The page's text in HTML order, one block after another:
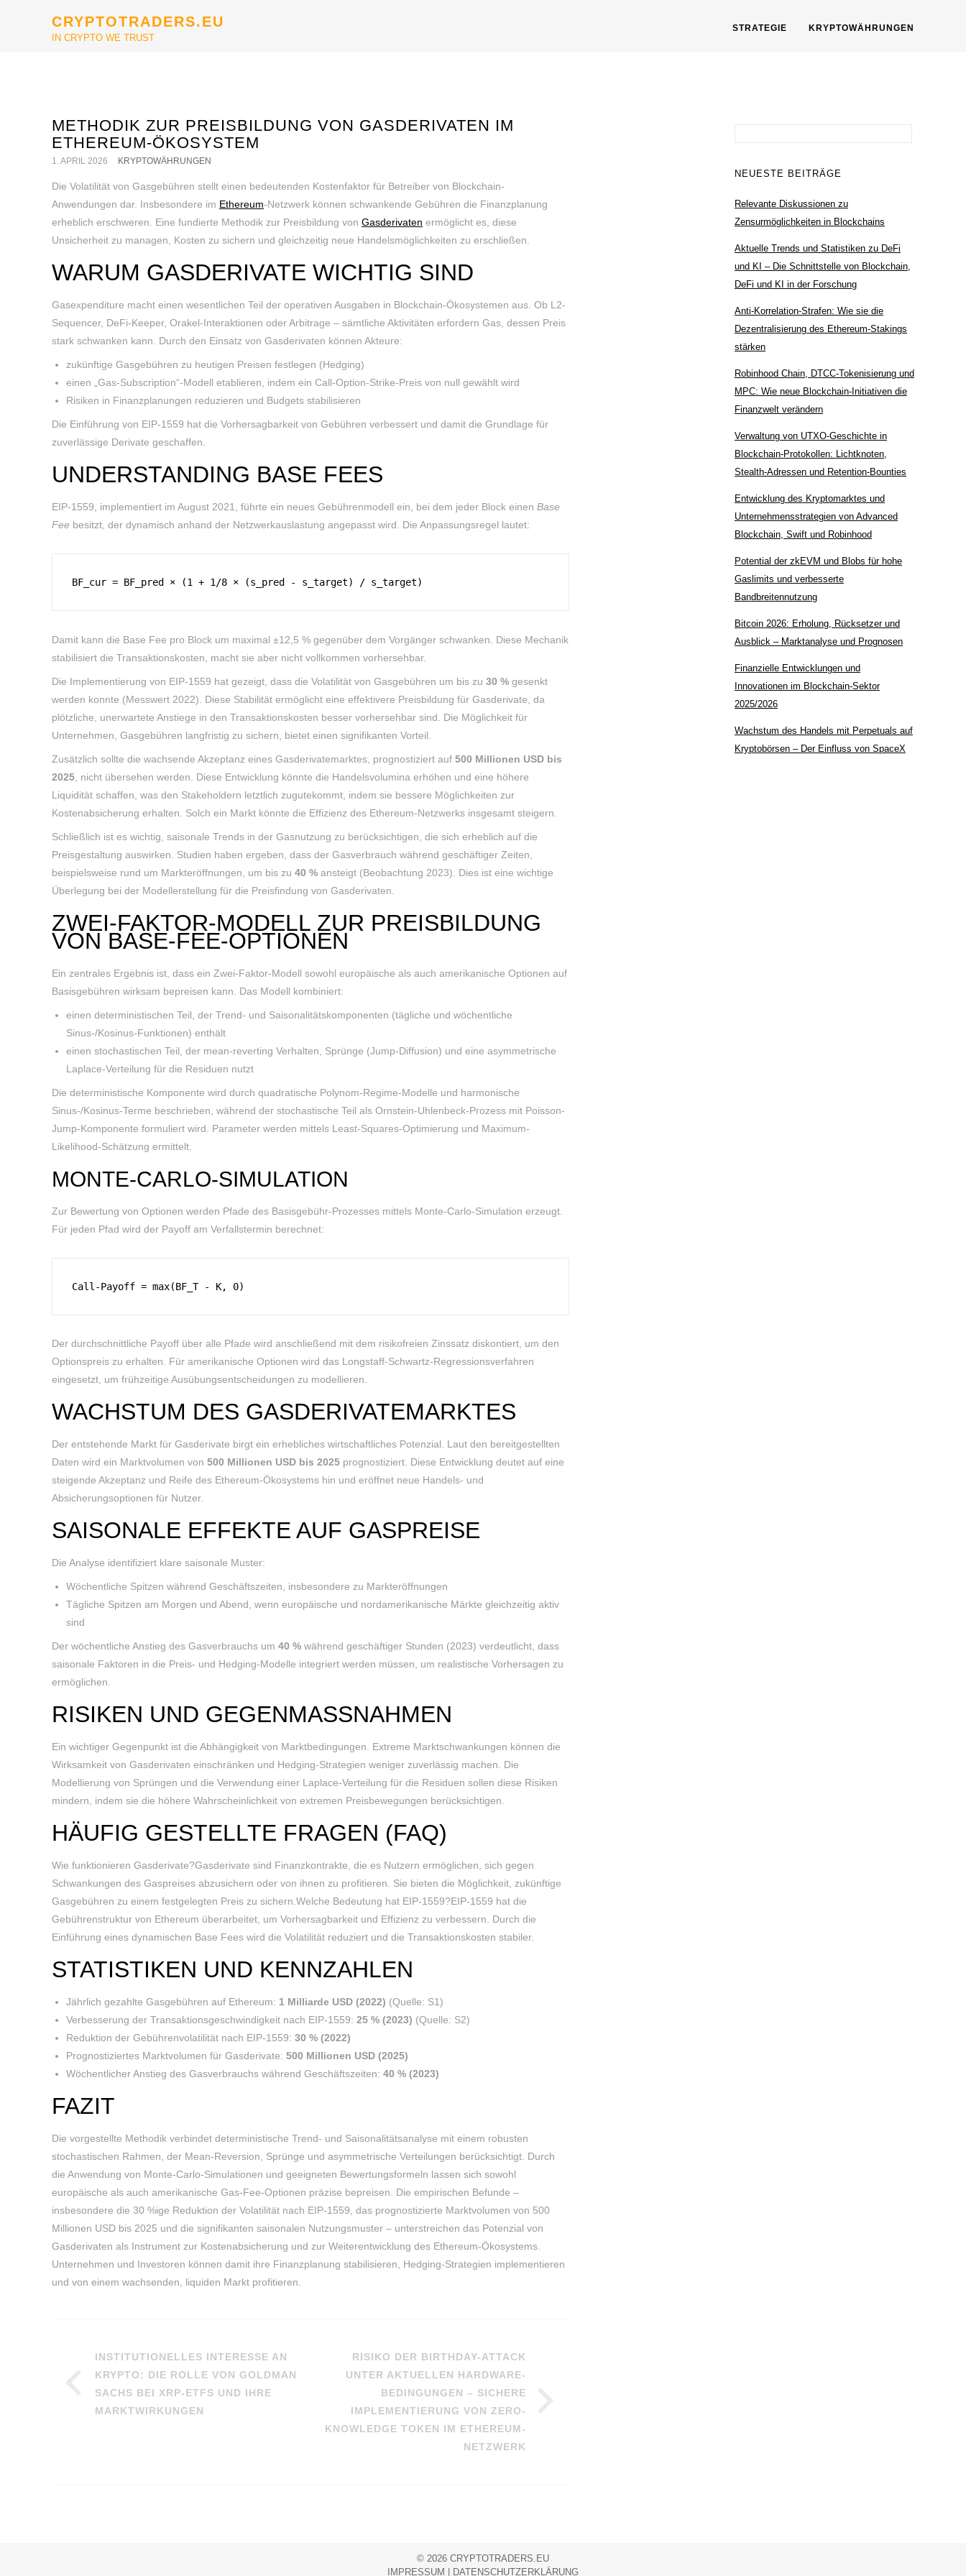
CRYPTOTRADERS.EU
IN CRYPTO WE TRUST
STRATEGIE KRYPTOWÄHRUNGEN
METHODIK ZUR PREISBILDUNG VON GASDERIVATEN IM
ETHEREUM-ÖKOSYSTEM
1. APRIL 2026 KRYPTOWÄHRUNGEN
Die Volatilität von Gasgebühren stellt einen bedeutenden Kostenfaktor für Betreiber von Blockchain-
Anwendungen dar. Insbesondere im Ethereum-Netzwerk können schwankende Gebühren die Finanzplanung
erheblich erschweren. Eine fundierte Methodik zur Preisbildung von Gasderivaten ermöglicht es, diese
Unsicherheit zu managen, Kosten zu sichern und gleichzeitig neue Handelsmöglichkeiten zu erschließen.
WARUM GASDERIVATE WICHTIG SIND
Gasexpenditure macht einen wesentlichen Teil der operativen Ausgaben in Blockchain-Ökosystemen aus. Ob L2-
Sequencer, DeFi-Keeper, Orakel-Interaktionen oder Arbitrage – sämtliche Aktivitäten erfordern Gas, dessen Preis
stark schwanken kann. Durch den Einsatz von Gasderivaten können Akteure:
zukünftige Gasgebühren zu heutigen Preisen festlegen (Hedging)
einen „Gas-Subscription“-Modell etablieren, indem ein Call-Option-Strike-Preis von null gewählt wird
Risiken in Finanzplanungen reduzieren und Budgets stabilisieren
Die Einführung von EIP-1559 hat die Vorhersagbarkeit von Gebühren verbessert und damit die Grundlage für
zuverlässige Derivate geschaffen.
UNDERSTANDING BASE FEES
EIP-1559, implementiert im August 2021, führte ein neues Gebührenmodell ein, bei dem jeder Block einen Base
Fee besitzt, der dynamisch anhand der Netzwerkauslastung angepasst wird. Die Anpassungsregel lautet:
BF_cur = BF_pred × (1 + 1/8 × (s_pred - s_target) / s_target)
Damit kann die Base Fee pro Block um maximal ±12,5 % gegenüber dem Vorgänger schwanken. Diese Mechanik
stabilisiert die Transaktionskosten, macht sie aber nicht vollkommen vorhersehbar.
Die Implementierung von EIP-1559 hat gezeigt, dass die Volatilität von Gasgebühren um bis zu 30 % gesenkt
werden konnte (Messwert 2022). Diese Stabilität ermöglicht eine effektivere Preisbildung für Gasderivate, da
plötzliche, unerwartete Anstiege in den Transaktionskosten besser vorhersehbar sind. Die Möglichkeit für
Unternehmen, Gasgebühren langfristig zu sichern, bietet einen signifikanten Vorteil.
Zusätzlich sollte die wachsende Akzeptanz eines Gasderivatemarktes, prognostiziert auf 500 Millionen USD bis
2025 , nicht übersehen werden. Diese Entwicklung könnte die Handelsvolumina erhöhen und eine höhere
Liquidität schaffen, was den Stakeholdern letztlich zugutekommt, indem sie bessere Möglichkeiten zur
Kostenabsicherung erhalten. Solch ein Markt könnte die Effizienz des Ethereum-Netzwerks insgesamt steigern.
Schließlich ist es wichtig, saisonale Trends in der Gasnutzung zu berücksichtigen, die sich erheblich auf die
Preisgestaltung auswirken. Studien haben ergeben, dass der Gasverbrauch während geschäftiger Zeiten,
beispielsweise rund um Markteröffnungen, um bis zu 40 % ansteigt (Beobachtung 2023). Dies ist eine wichtige
Überlegung bei der Modellerstellung für die Preisfindung von Gasderivaten.
ZWEI-FAKTOR-MODELL ZUR PREISBILDUNG
VON BASE-FEE-OPTIONEN
Ein zentrales Ergebnis ist, dass ein Zwei-Faktor-Modell sowohl europäische als auch amerikanische Optionen auf
Basisgebühren wirksam bepreisen kann. Das Modell kombiniert:
einen deterministischen Teil, der Trend- und Saisonalitätskomponenten (tägliche und wöchentliche
Sinus-/Kosinus-Funktionen) enthält
einen stochastischen Teil, der mean-reverting Verhalten, Sprünge (Jump-Diffusion) und eine asymmetrische
Laplace-Verteilung für die Residuen nutzt
Die deterministische Komponente wird durch quadratische Polynom-Regime-Modelle und harmonische
Sinus-/Kosinus-Terme beschrieben, während der stochastische Teil als Ornstein-Uhlenbeck-Prozess mit Poisson-
Jump-Komponente formuliert wird. Parameter werden mittels Least-Squares-Optimierung und Maximum-
Likelihood-Schätzung ermittelt.
MONTE-CARLO-SIMULATION
Zur Bewertung von Optionen werden Pfade des Basisgebühr-Prozesses mittels Monte-Carlo-Simulation erzeugt.
Für jeden Pfad wird der Payoff am Verfallstermin berechnet:
Call-Payoff = max(BF_T - K, 0)
Der durchschnittliche Payoff über alle Pfade wird anschließend mit dem risikofreien Zinssatz diskontiert, um den
Optionspreis zu erhalten. Für amerikanische Optionen wird das Longstaff-Schwartz-Regressionsverfahren
eingesetzt, um frühzeitige Ausübungsentscheidungen zu modellieren.
WACHSTUM DES GASDERIVATEMARKTES
Der entstehende Markt für Gasderivate birgt ein erhebliches wirtschaftliches Potenzial. Laut den bereitgestellten
Daten wird ein Marktvolumen von 500 Millionen USD bis 2025 prognostiziert. Diese Entwicklung deutet auf eine
steigende Akzeptanz und Reife des Ethereum-Ökosystems hin und eröffnet neue Handels- und
Absicherungsoptionen für Nutzer.
SAISONALE EFFEKTE AUF GASPREISE
Die Analyse identifiziert klare saisonale Muster:
Wöchentliche Spitzen während Geschäftszeiten, insbesondere zu Markteröffnungen
Tägliche Spitzen am Morgen und Abend, wenn europäische und nordamerikanische Märkte gleichzeitig aktiv
sind
Der wöchentliche Anstieg des Gasverbrauchs um 40 % während geschäftiger Stunden (2023) verdeutlicht, dass
saisonale Faktoren in die Preis- und Hedging-Modelle integriert werden müssen, um realistische Vorhersagen zu
ermöglichen.
RISIKEN UND GEGENMASSNAHMEN
Ein wichtiger Gegenpunkt ist die Abhängigkeit von Marktbedingungen. Extreme Marktschwankungen können die
Wirksamkeit von Gasderivaten einschränken und Hedging-Strategien weniger zuverlässig machen. Die
Modellierung von Sprüngen und die Verwendung einer Laplace-Verteilung für die Residuen sollen diese Risiken
mindern, indem sie die höhere Wahrscheinlichkeit von extremen Preisbewegungen berücksichtigen.
HÄUFIG GESTELLTE FRAGEN (FAQ)
Wie funktionieren Gasderivate?Gasderivate sind Finanzkontrakte, die es Nutzern ermöglichen, sich gegen
Schwankungen des Gaspreises abzusichern oder von ihnen zu profitieren. Sie bieten die Möglichkeit, zukünftige
Gasgebühren zu einem festgelegten Preis zu sichern.Welche Bedeutung hat EIP-1559?EIP-1559 hat die
Gebührenstruktur von Ethereum überarbeitet, um Vorhersagbarkeit und Effizienz zu verbessern. Durch die
Einführung eines dynamischen Base Fees wird die Volatilität reduziert und die Transaktionskosten stabiler.
STATISTIKEN UND KENNZAHLEN
Jährlich gezahlte Gasgebühren auf Ethereum: 1 Milliarde USD (2022) (Quelle: S1)
Verbesserung der Transaktionsgeschwindigkeit nach EIP-1559: 25 % (2023) (Quelle: S2)
Reduktion der Gebührenvolatilität nach EIP-1559: 30 % (2022)
Prognostiziertes Marktvolumen für Gasderivate: 500 Millionen USD (2025)
Wöchentlicher Anstieg des Gasverbrauchs während Geschäftszeiten: 40 % (2023)
FAZIT
Die vorgestellte Methodik verbindet deterministische Trend- und Saisonalitätsanalyse mit einem robusten
stochastischen Rahmen, der Mean-Reversion, Sprünge und asymmetrische Verteilungen berücksichtigt. Durch
die Anwendung von Monte-Carlo-Simulationen und geeigneten Bewertungsformeln lassen sich sowohl
europäische als auch amerikanische Gas-Fee-Optionen präzise bepreisen. Die empirischen Befunde –
insbesondere die 30 %ige Reduktion der Volatilität nach EIP-1559, das prognostizierte Marktvolumen von 500
Millionen USD bis 2025 und die signifikanten saisonalen Nutzungsmuster – unterstreichen das Potenzial von
Gasderivaten als Instrument zur Kostenabsicherung und zur Weiterentwicklung des Ethereum-Ökosystems.
Unternehmen und Investoren können damit ihre Finanzplanung stabilisieren, Hedging-Strategien implementieren
und von einem wachsenden, liquiden Markt profitieren.
INSTITUTIONELLES INTERESSE AN
KRYPTO: DIE ROLLE VON GOLDMAN
SACHS BEI XRP-ETFS UND IHRE
MARKTWIRKUNGEN
RISIKO DER BIRTHDAY-ATTACK
UNTER AKTUELLEN HARDWARE-
BEDINGUNGEN – SICHERE
IMPLEMENTIERUNG VON ZERO-
KNOWLEDGE TOKEN IM ETHEREUM-
NETZWERK
NEUESTE BEITRÄGE
Relevante Diskussionen zu
Zensurmöglichkeiten in Blockchains
Aktuelle Trends und Statistiken zu DeFi
und KI – Die Schnittstelle von Blockchain,
DeFi und KI in der Forschung
Anti-Korrelation-Strafen: Wie sie die
Dezentralisierung des Ethereum-Stakings
stärken
Robinhood Chain, DTCC-Tokenisierung und
MPC: Wie neue Blockchain-Initiativen die
Finanzwelt verändern
Verwaltung von UTXO-Geschichte in
Blockchain-Protokollen: Lichtknoten,
Stealth-Adressen und Retention-Bounties
Entwicklung des Kryptomarktes und
Unternehmensstrategien von Advanced
Blockchain, Swift und Robinhood
Potential der zkEVM und Blobs für hohe
Gaslimits und verbesserte
Bandbreitennutzung
Bitcoin 2026: Erholung, Rücksetzer und
Ausblick – Marktanalyse und Prognosen
Finanzielle Entwicklungen und
Innovationen im Blockchain-Sektor
2025/2026
Wachstum des Handels mit Perpetuals auf
Kryptobörsen – Der Einfluss von SpaceX
© 2026 CRYPTOTRADERS.EU
IMPRESSUM
DATENSCHUTZERKLÄRUNG